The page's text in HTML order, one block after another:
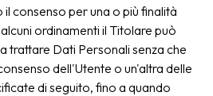
consenso per una o più finalità
ordinamenti il Titolare può
trattare Dati Personali senza che
dell'Utente o un'altra delle
di seguito, fino a quando